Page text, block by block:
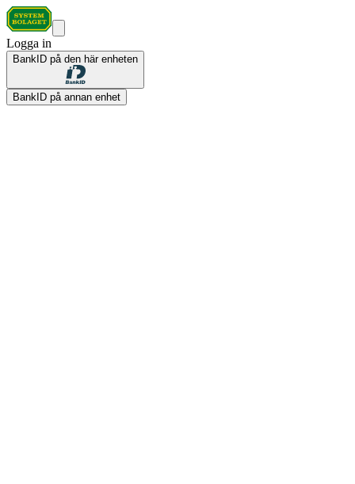
Logga in
BankID på den här enheten
BankID på annan enhet